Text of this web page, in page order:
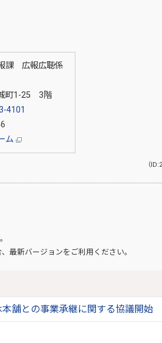
課 広報広聴係
町1-25 3階
4101
ム
（
最新バージョンをご利用ください。
舗との事業承継に関する協議開始